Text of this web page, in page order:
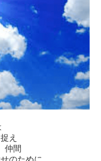
え
仲間
のために